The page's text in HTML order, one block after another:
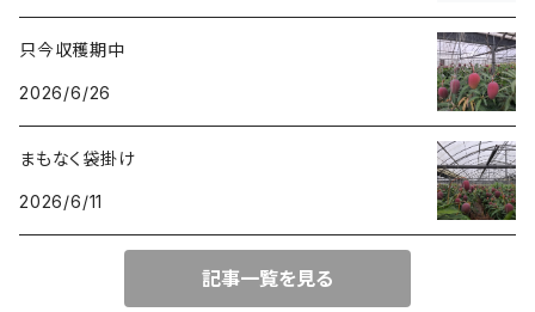
只今収穫期中
2026/6/26
まもなく袋掛け
2026/6/11
記事一覧を見る